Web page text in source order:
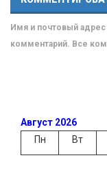
Имя и почтовый адрес
комментарий. Все
Август 2026
Пн
Вт